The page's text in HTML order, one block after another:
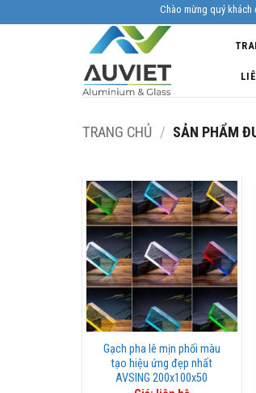
to
Chào mừng quý khách đã
TRANG CHỦ / SẢN PHẨM
Gạch pha lê mịn phối màu
tạo hiệu ứng đẹp nhất
AVSING 200x100x50